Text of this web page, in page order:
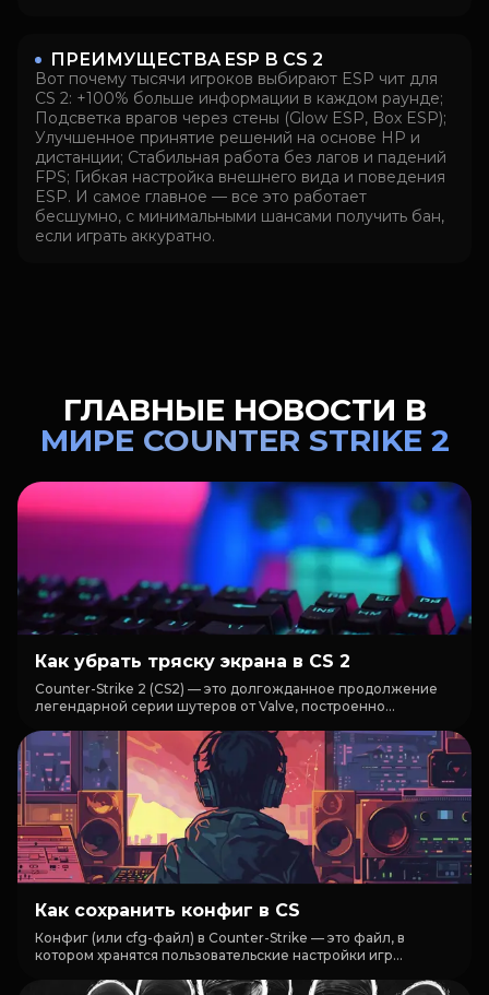
ПРЕИМУЩЕСТВА ESP В CS 2
Вот почему тысячи игроков выбирают ESP чит для
CS 2: +100% больше информации в каждом раунде;
Подсветка врагов через стены (Glow ESP, Box ESP);
Улучшенное принятие решений на основе HP и
дистанции; Стабильная работа без лагов и падений
FPS; Гибкая настройка внешнего вида и поведения
ESP. И самое главное — все это работает
бесшумно, с минимальными шансами получить бан,
если играть аккуратно.
ГЛАВНЫЕ НОВОСТИ В
МИРЕ COUNTER STRIKE 2
Как убрать тряску экрана в CS 2
Counter-Strike 2 (CS2) — это долгожданное продолжение
легендарной серии шутеров от Valve, построенно...
Как сохранить конфиг в CS
Конфиг (или cfg-файл) в Counter-Strike — это файл, в
котором хранятся пользовательские настройки игр...